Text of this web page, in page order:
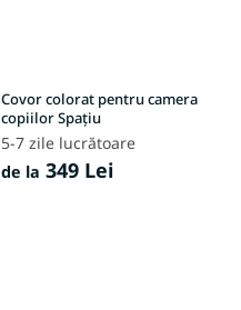
Covor colorat pentru camera
copiilor Spațiu
5-7 zile lucrătoare
de la 349 Lei